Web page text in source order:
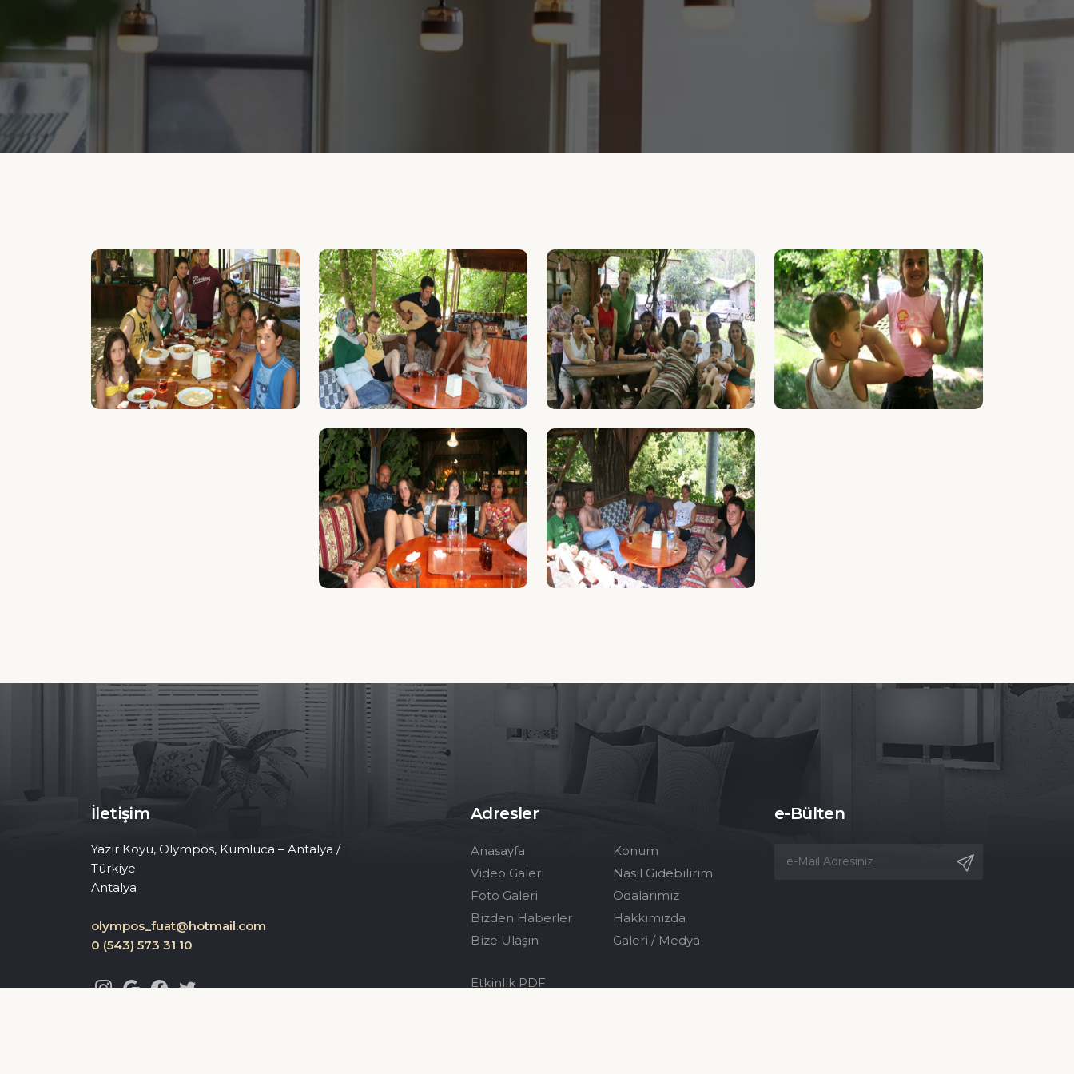
İletişim
Yazır Köyü, Olympos, Kumluca – Antalya /
Türkiye
Antalya
olympos_fuat@hotmail.com
0 (543) 573 31 10
Adresler
Anasayfa
Video Galeri
Foto Galeri
Bizden Haberler
Bize Ulaşın
Konum
Nasıl Gidebilirim
Odalarımız
Hakkımızda
Galeri / Medya
Etkinlik PDF
e-Bülten